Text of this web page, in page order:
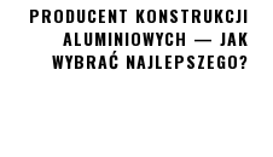
PRODUCENT KONSTRUKCJI
ALUMINIOWYCH — JAK
WYBRAĆ NAJLEPSZEGO?